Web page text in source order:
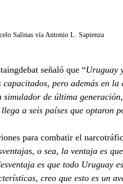
Salinas vía Antonio L. Sapienza
señaló que “Uruguay
pero además en la
simulador de última
a seis países que optaron
para combatir el
o sea, la ventaja es
es que todo Uruguay
creo que esto es un